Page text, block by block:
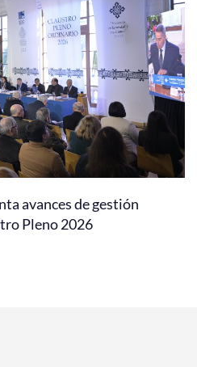
avances de gestión
Pleno 2026